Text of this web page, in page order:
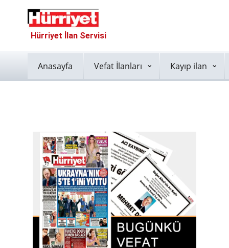
Hürriyet İlan Servisi
Anasayfa Vefat İlanları Kayıp ilan